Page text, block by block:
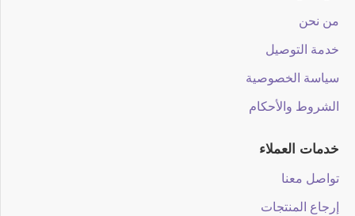
من نحن
خدمة التوصيل
سياسة الخصوصية
الشروط والأحكام
خدمات العملاء
تواصل معنا
إرجاع المنتجات